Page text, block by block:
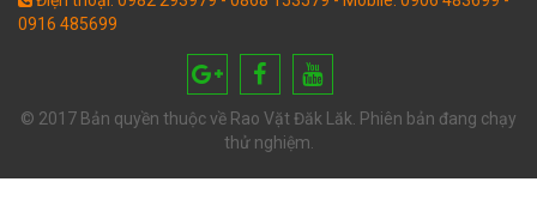
0916 485699
© 2017 Bản quyền thuộc về Rao Vặt Đăk Lăk. Phiên bản đang chạy
thử nghiệm.